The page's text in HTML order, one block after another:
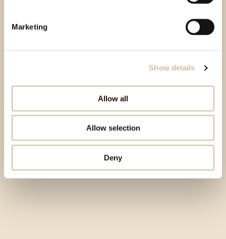
Marketing
Show details
Allow all
Allow selection
Deny